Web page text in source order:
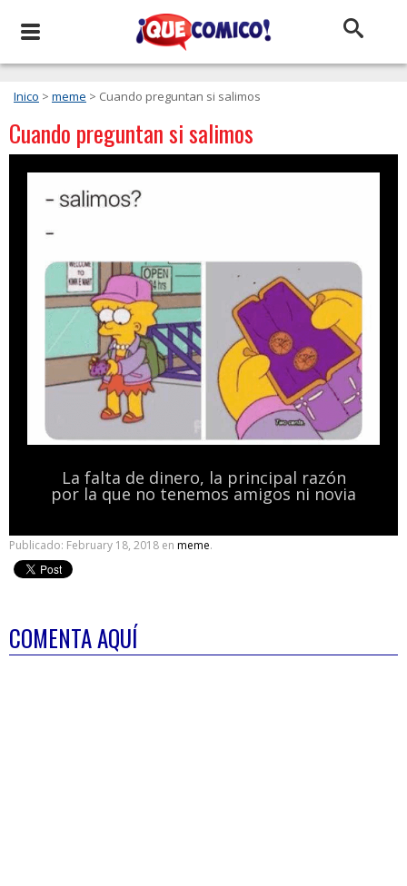
Inico > meme > Cuando preguntan si salimos
Cuando preguntan si salimos
La falta de dinero, la principal razón
por la que no tenemos amigos ni novia
Publicado: February 18, 2018 en meme.
COMENTA AQUÍ